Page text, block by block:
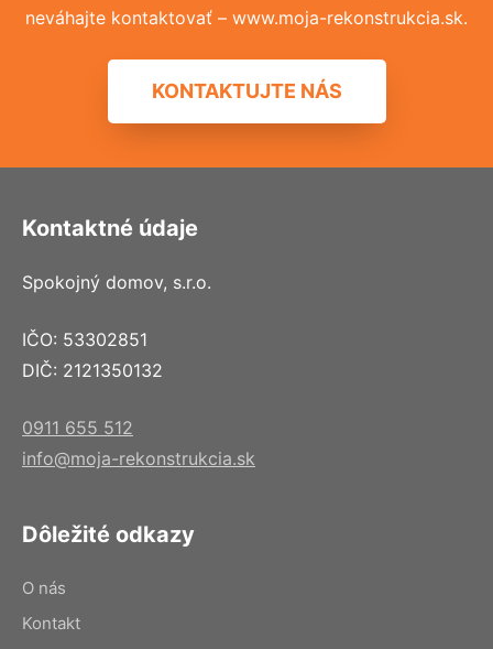
neváhajte kontaktovať – www.moja-rekonstrukcia.sk.
KONTAKTUJTE NÁS
Kontaktné údaje
Spokojný domov, s.r.o.
IČO: 53302851
DIČ: 2121350132
0911 655 512
info@moja-rekonstrukcia.sk
Dôležité odkazy
O nás
Kontakt